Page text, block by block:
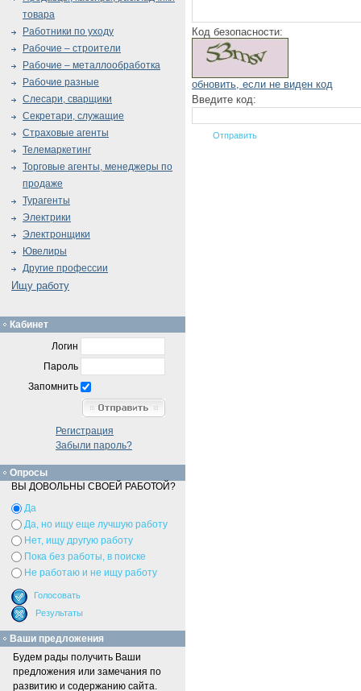
Код безопасности:
обновить, если не виден код
Введите код:
товара
Работники по уходу
Рабочие – строители
Рабочие – металлообработка
Рабочие разные
Слесари, сварщики
Секретари, служащие
Страховые агенты
Телемаркетинг
Торговые агенты, менеджеры по
продаже
Турагенты
Электрики
Электронщики
Ювелиры
Другие профессии
Ищу работу
Кабинет
Логин
Пароль
Запомнить
Регистрация
Забыли пароль?
Опросы
ВЫ ДОВОЛЬНЫ СВОЕЙ РАБОТОЙ?
Да
Да, но ищу еще лучшую работу
Нет, ищу другую работу
Пока без работы, в поиске
Не работаю и не ищу работу
Ваши предложения
Будем рады получить Ваши
предложения или замечания по
развитию и содержанию сайта.